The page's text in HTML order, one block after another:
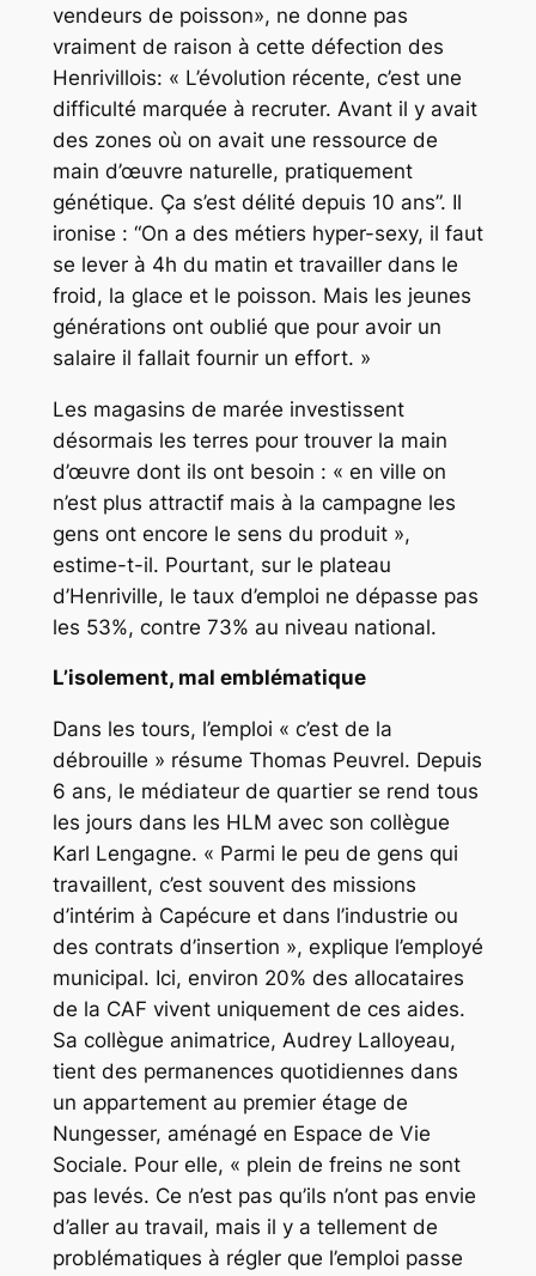
vendeurs de poisson», ne donne pas
vraiment de raison à cette défection des
Henrivillois: « L’évolution récente, c’est une
difficulté marquée à recruter. Avant il y avait
des zones où on avait une ressource de
main d’œuvre naturelle, pratiquement
génétique. Ça s’est délité depuis 10 ans”. Il
ironise : “On a des métiers hyper-sexy, il faut
se lever à 4h du matin et travailler dans le
froid, la glace et le poisson. Mais les jeunes
générations ont oublié que pour avoir un
salaire il fallait fournir un effort. »
Les magasins de marée investissent
désormais les terres pour trouver la main
d’œuvre dont ils ont besoin : « en ville on
n’est plus attractif mais à la campagne les
gens ont encore le sens du produit»,
estime-t-il. Pourtant, sur le plateau
d’Henriville, le taux d’emploi ne dépasse pas
les 53%, contre 73% au niveau national.
L’isolement, mal emblématique
Dans les tours, l’emploi « c’est de la
débrouille » résume Thomas Peuvrel. Depuis
6 ans, le médiateur de quartier se rend tous
les jours dans les HLM avec son collègue
Karl Lengagne. « Parmi le peu de gens qui
travaillent, c’est souvent des missions
d’intérim à Capécure et dans l’industrie ou
des contrats d’insertion », explique l’employé
municipal. Ici, environ 20% des allocataires
de la CAF vivent uniquement de ces aides.
Sa collègue animatrice, Audrey Lalloyeau,
tient des permanences quotidiennes dans
un appartement au premier étage de
Nungesser, aménagé en Espace de Vie
Sociale. Pour elle, « plein de freins ne sont
pas levés. Ce n’est pas qu’ils n’ont pas envie
d’aller au travail, mais il y a tellement de
problématiques à régler que l’emploi passe